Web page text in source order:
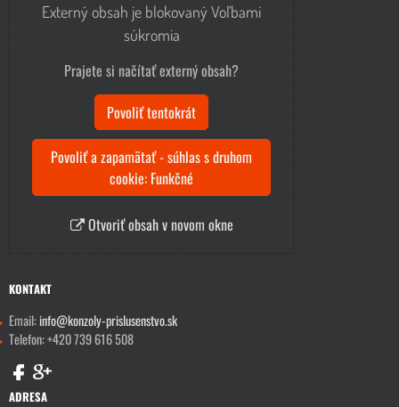
Externý obsah je blokovaný Voľbami
súkromia
Prajete si načítať externý obsah?
Povoliť tentokrát
Povoliť a zapamätať - súhlas s druhom
cookie: Funkčné
Otvoriť obsah v novom okne
KONTAKT
Email:info@konzoly-prislusenstvo.sk
Telefon: +420 739 616 508
ADRESA